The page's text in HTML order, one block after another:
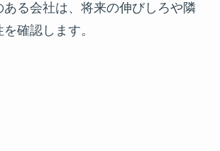
る会社は、将来の伸びしろや隣
確認します。